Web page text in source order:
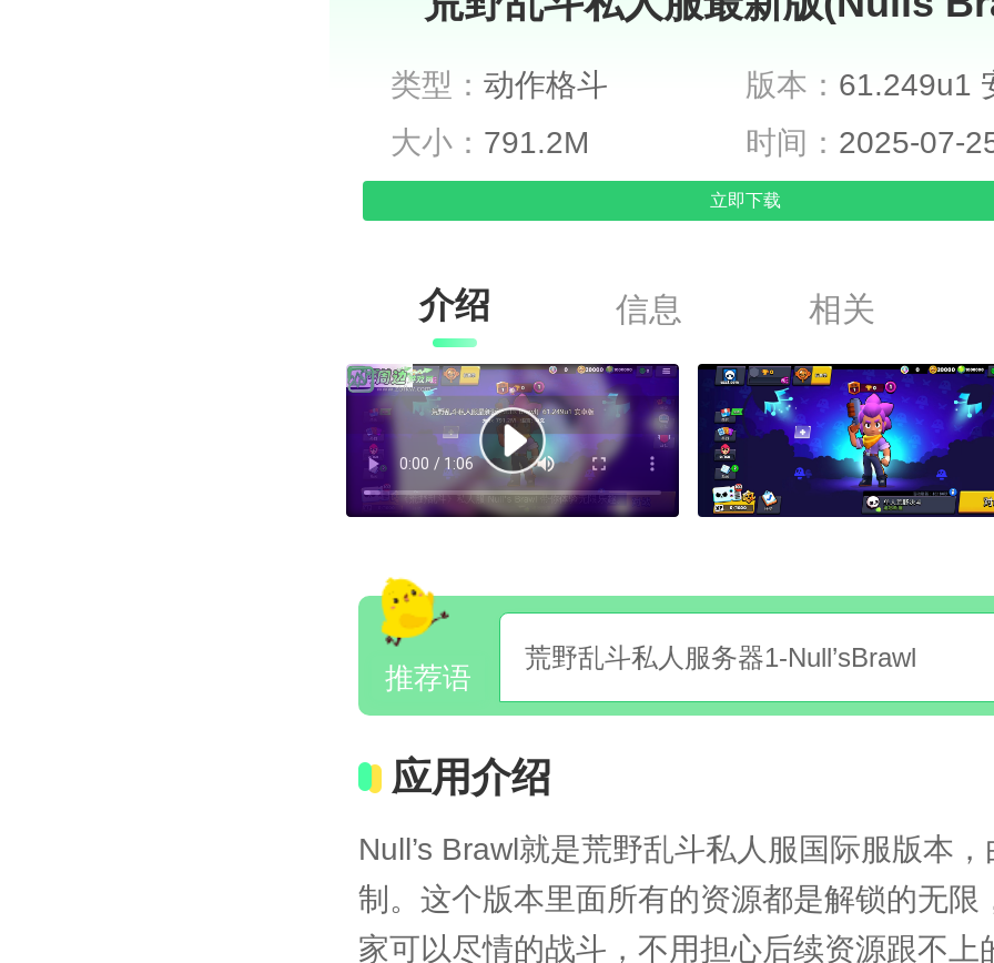
类型： 动作格斗 版本： 61.249u1
大小： 791.2M 时间： 2025-07-
立即下载
介绍 信息 相关
推荐语
荒野乱斗私人服务器1-Null’sBrawl
应用介绍
Null’s Brawl就是荒野乱斗私人服国际服版本
制。这个版本里面所有的资源都是解锁的无限
家可以尽情的战斗，不用担心后续资源跟不上